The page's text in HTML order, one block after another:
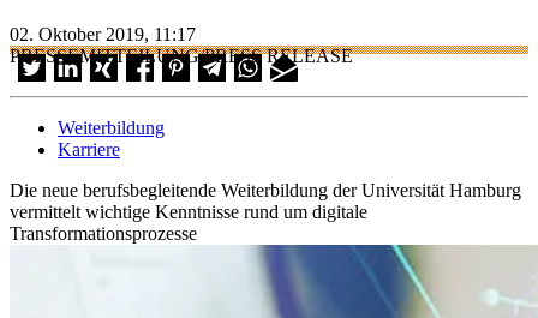
02. Oktober 2019, 11:17
PRESSEMITTEILUNG/PRESS RELEASE
Weiterbildung
Karriere
Die neue berufsbegleitende Weiterbildung der Universität Hamburg
vermittelt wichtige Kenntnisse rund um digitale
Transformationsprozesse